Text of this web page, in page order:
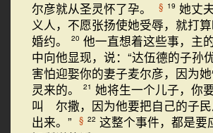
尔彦就从圣灵怀了孕。
§ 19 她丈
义人，不愿张扬使她受辱，就打
婚约。
20 他一直想着这些事，主
中向他显现，说：“达伍德的子孙
害怕迎娶你的妻子麦尔彦，因为
灵来的。
21 她将生一个儿子，你
叫 尔撒，因为他要把自己的子
出来。”
§ 22 这整个事件，都是要